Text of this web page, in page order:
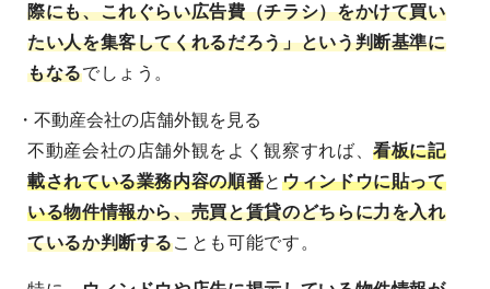
際にも、これぐらい広告費（チラシ）をかけて買い
たい人を集客してくれるだろう」という判断基準に
もなるでしょう。
・不動産会社の店舗外観を見る
不動産会社の店舗外観をよく観察すれば、看板に記
載されている業務内容の順番と ウィンドウに貼って
いる物件情報から、売買と賃貸のどちらに力を入れ
ているか判断することも可能です。